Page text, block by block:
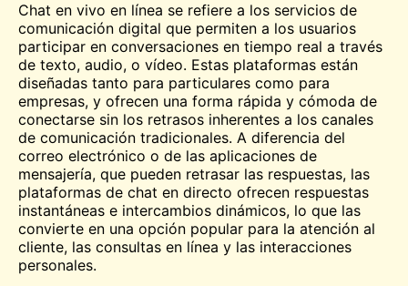
Chat en vivo en línea se refiere a los servicios de
comunicación digital que permiten a los usuarios
participar en conversaciones en tiempo real a través
de texto, audio, o vídeo. Estas plataformas están
diseñadas tanto para particulares como para
empresas, y ofrecen una forma rápida y cómoda de
conectarse sin los retrasos inherentes a los canales
de comunicación tradicionales. A diferencia del
correo electrónico o de las aplicaciones de
mensajería, que pueden retrasar las respuestas, las
plataformas de chat en directo ofrecen respuestas
instantáneas e intercambios dinámicos, lo que las
convierte en una opción popular para la atención al
cliente, las consultas en línea y las interacciones
personales.